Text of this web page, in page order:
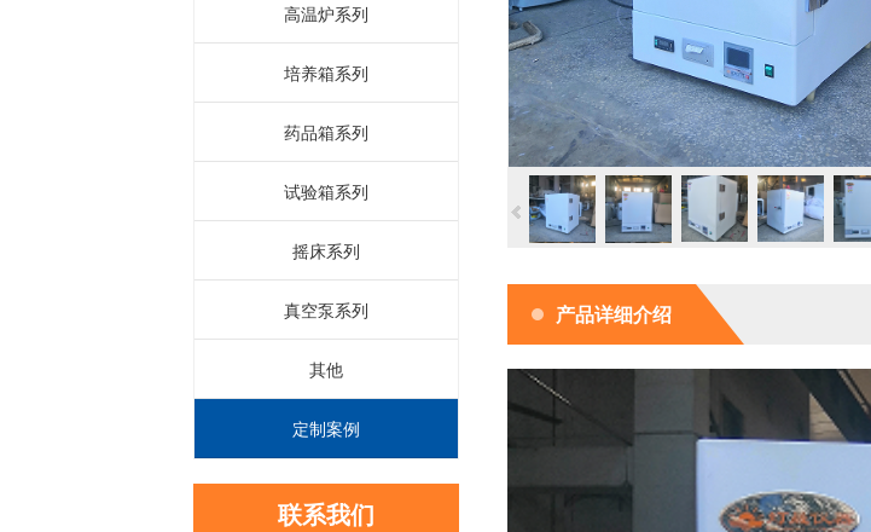
产品详细介绍
高温炉系列
培养箱系列
药品箱系列
试验箱系列
摇床系列
真空泵系列
其他
定制案例
联系我们